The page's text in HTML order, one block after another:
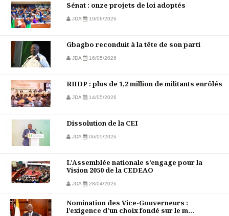
Sénat : onze projets de loi adoptés
JDA 19/06/2026
Gbagbo reconduit à la tête de son parti
JDA 16/05/2026
RHDP : plus de 1,2 million de militants enrôlés
JDA 14/05/2026
Dissolution de la CEI
JDA 06/05/2026
L’Assemblée nationale s’engage pour la
Vision 2050 de la CEDEAO
JDA 28/04/2026
Nomination des Vice-Gouverneurs :
l’exigence d'un choix fondé sur le m...